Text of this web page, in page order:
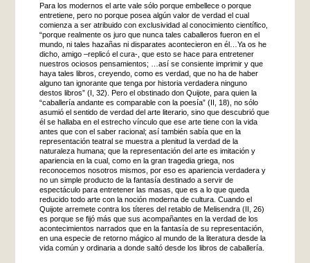
Para los modernos el arte vale sólo porque embellece o porque
entretiene, pero no porque posea algún valor de verdad el cual
comienza a ser atribuido con exclusividad al conocimiento científico,
“porque realmente os juro que nunca tales caballeros fueron en el
mundo, ni tales hazañas ni disparates acontecieron en él…Ya os he
dicho, amigo –replicó el cura-, que esto se hace para entretener
nuestros ociosos pensamientos; …así se consiente imprimir y que
haya tales libros, creyendo, como es verdad, que no ha de haber
alguno tan ignorante que tenga por historia verdadera ninguno
destos libros” (I, 32). Pero el obstinado don Quijote, para quien la
“caballería andante es comparable con la poesía” (II, 18), no sólo
asumió el sentido de verdad del arte literario, sino que descubrió que
él se hallaba en el estrecho vínculo que ese arte tiene con la vida
antes que con el saber racional; así también sabía que en la
representación teatral se muestra a plenitud la verdad de la
naturaleza humana; que la representación del arte es imitación y
apariencia en la cual, como en la gran tragedia griega, nos
reconocemos nosotros mismos, por eso es apariencia verdadera y
no un simple producto de la fantasía destinado a servir de
espectáculo para entretener las masas, que es a lo que queda
reducido todo arte con la noción moderna de cultura. Cuando el
Quijote arremete contra los títeres del retablo de Melisendra (II, 26)
es porque se fijó más que sus acompañantes en la verdad de los
acontecimientos narrados que en la fantasía de su representación,
en una especie de retorno mágico al mundo de la literatura desde la
vida común y ordinaria a donde saltó desde los libros de caballería.